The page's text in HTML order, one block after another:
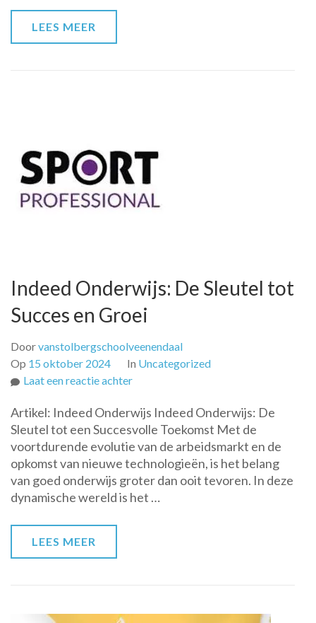
LEES MEER
Indeed Onderwijs: De Sleutel tot
Succes en Groei
Doorvanstolbergschoolveenendaal
Op 15 oktober 2024 In Uncategorized
Laat een reactie achterop
Onderwijs:
De
Sleutel
tot
Succes
en
Artikel: Indeed Onderwijs Indeed Onderwijs: De
Sleutel tot een Succesvolle Toekomst Met de
voortdurende evolutie van de arbeidsmarkt en de
opkomst van nieuwe technologieën, is het belang
van goed onderwijs groter dan ooit tevoren. In deze
dynamische wereld is het …
LEES MEER